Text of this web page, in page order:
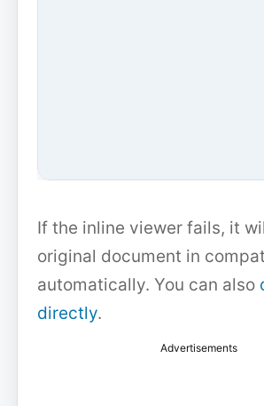
If the inline viewer fails, it
original document in
automatically. You can also
directly.
Advertisements